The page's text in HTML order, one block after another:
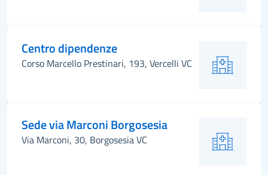
Centro dipendenze
Corso Marcello Prestinari, 193, Vercelli VC
Sede via Marconi Borgosesia
Via Marconi, 30, Borgosesia VC